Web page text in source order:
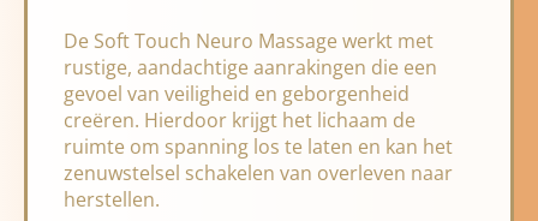
De Soft Touch Neuro Massage werkt met
rustige, aandachtige aanrakingen die een
gevoel van veiligheid en geborgenheid
creëren. Hierdoor krijgt het lichaam de
ruimte om spanning los te laten en kan het
zenuwstelsel schakelen van overleven naar
herstellen.